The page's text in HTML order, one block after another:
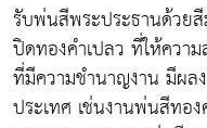
รับพ่นสีพระประธานด้วย
ปิดทองคำเปลว ที่ให้ควา
ที่มีความชำนาญงาน มีผ
ประเทศ เช่นงานพ่นสีทอ